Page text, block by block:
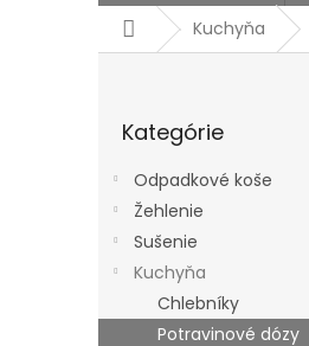
DomovKuchyňa
kategórie
Kategórie
Odpadkové koše
Žehlenie
Sušenie
Kuchyňa
Chlebníky
Potravinové dózy